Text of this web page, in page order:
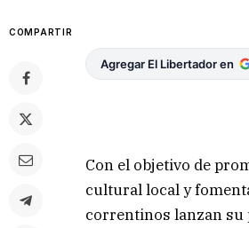
COMPARTIR
Agregar El Libertador en
Con el objetivo de
cultural local y
correntinos lanzan su